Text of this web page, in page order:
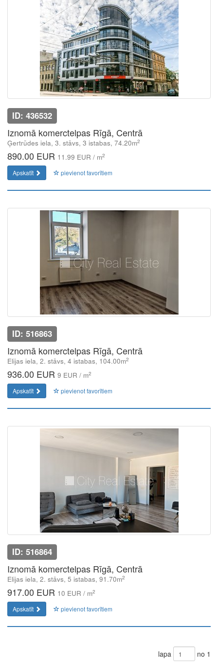
ID: 436532
Iznomā komerctelpas Rīgā, Centrā
Ģertrūdes iela, 3. stāvs, 3 istabas, 74.20m2
890.00 EUR 11.99 EUR / m2
Apskatīt pievienot favorītiem
ID: 516863
Iznomā komerctelpas Rīgā, Centrā
Elijas iela, 2. stāvs, 4 istabas, 104.00m2
936.00 EUR 9 EUR / m2
Apskatīt pievienot favorītiem
ID: 516864
Iznomā komerctelpas Rīgā, Centrā
Elijas iela, 2. stāvs, 5 istabas, 91.70m2
917.00 EUR 10 EUR / m2
Apskatīt pievienot favorītiem
lapa no 1